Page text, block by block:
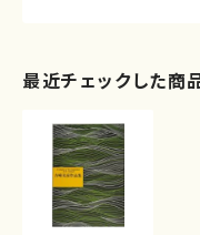
最近チェックした商